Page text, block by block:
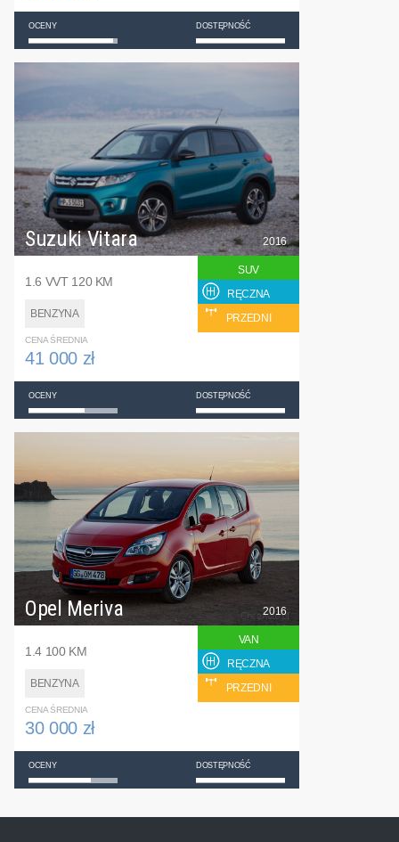
OCENY DOSTĘPNOŚĆ
Suzuki Vitara
1.6 VVT 120 KM
BENZYNA
2016
SUV
RĘCZNA
PRZEDNI
CENA ŚREDNIA
41 000 zł
OCENY DOSTĘPNOŚĆ
Opel Meriva
1.4 100 KM
BENZYNA
2016
VAN
RĘCZNA
PRZEDNI
CENA ŚREDNIA
30 000 zł
OCENY DOSTĘPNOŚĆ